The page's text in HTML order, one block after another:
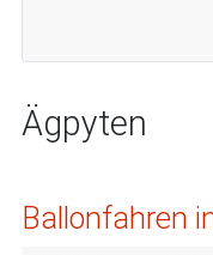
Ägpyten
Ballonfahren